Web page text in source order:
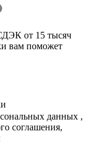
от 15 тысяч
вам поможет
данных ,
соглашения,